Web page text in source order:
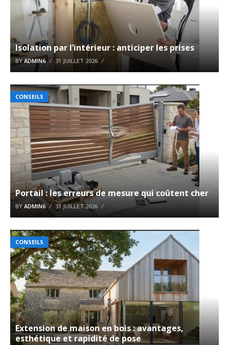
Isolation par l’intérieur : anticiper les prises
BYADMIN6 31 JUILLET 2026
CONSEILS
Portail : les erreurs de mesure qui coûtent cher
BY ADMIN6 31 JUILLET 2026
CONSEILS
Extension de maison en bois : avantages,
esthétique et rapidité de pose